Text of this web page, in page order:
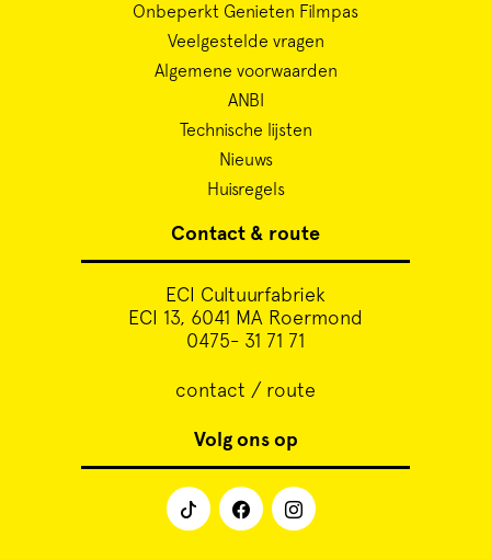
Onbeperkt Genieten Filmpas
Veelgestelde vragen
Algemene voorwaarden
ANBI
Technische lijsten
Nieuws
Huisregels
Contact & route
ECI Cultuurfabriek
ECI 13, 6041 MA Roermond
0475- 31 71 71
contact / route
Volg ons op